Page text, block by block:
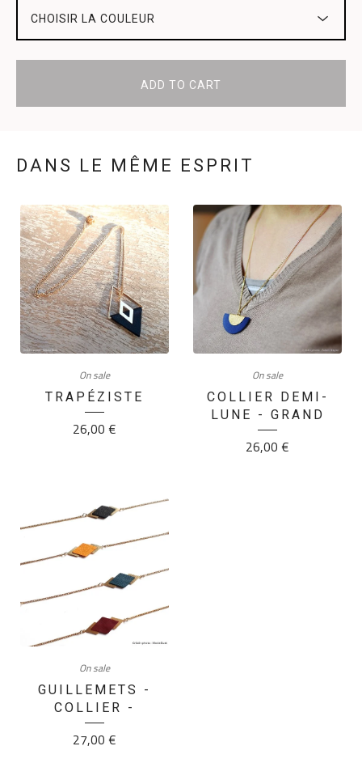
ADD TO CART
DANS LE MÊME ESPRIT
On sale
TRAPÉZISTE
26,00 €
On sale
COLLIER DEMI-
LUNE - GRAND
26,00 €
On sale
GUILLEMETS -
COLLIER -
27,00 €